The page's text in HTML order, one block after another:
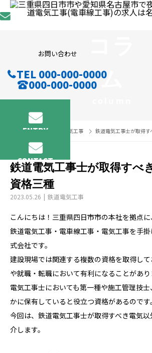
お問い合わせ
TEL 000-000-0000
000-000-0000
ENTRY
CONTACT
ム
コラム 鉄道電気工事 鉄道電気工事士が取得
鉄道電気工事士が取得すべ
資格三種
2023.05.26 鉄道電気工事
こんにちは！三重県四日市市の本社を拠点
鉄道電気工事・電車線工事・電気工事を手
式会社です。
建設現場では関連する複数の資格を取得し
や就職・転職において有利になることがあり
電気工事士においても第一種や施工管理技
かに保有していると役立つ資格があるのです。
今回は、鉄道電気工事士が取得すべき電気
介します。